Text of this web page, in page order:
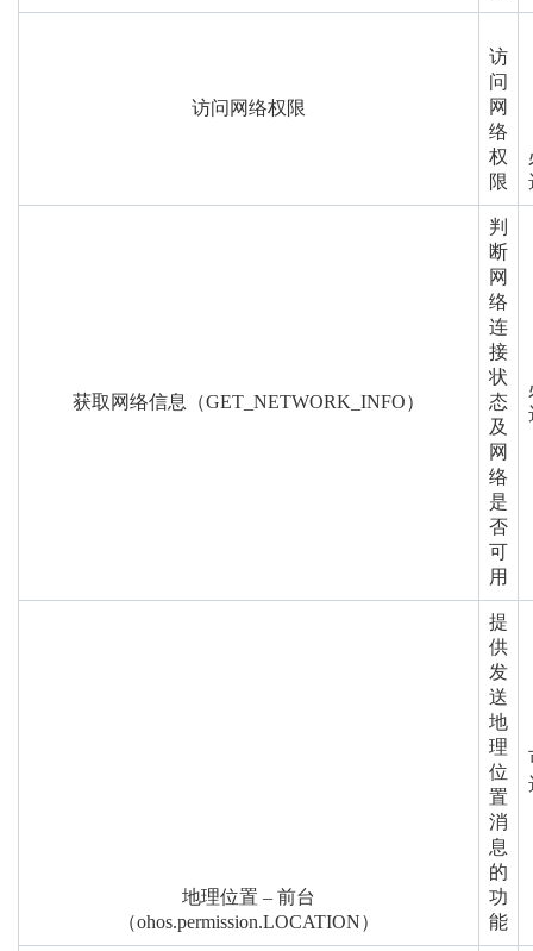
访问网络权限
访
问
网
络
权
限
获取网络信息（GET_NETWORK_INFO）
判
断
网
络
连
接
状
态
及
网
络
是
否
可
用
地理位置 – 前台
（ohos.permission.LOCATION）
提
供
发
送
地
理
位
置
消
息
的
功
能